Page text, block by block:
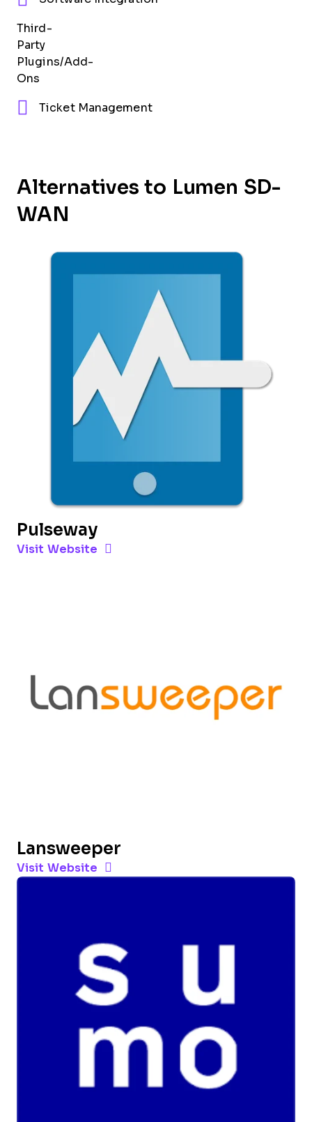
Third-
Party
Plugins/Add-
Ons
Ticket Management
Alternatives to Lumen SD-
WAN
Pulseway
Opens new window
Visit Website Opens New Window
Lansweeper
Opens new window
Visit Website Opens New Window